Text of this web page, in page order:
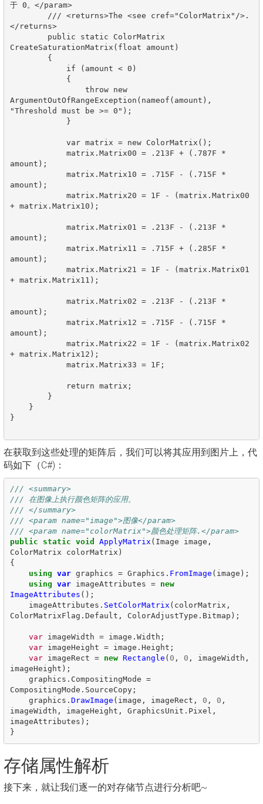
于 0。</param>
</returns>
CreateSaturationMatrix(float amount)
ArgumentOutOfRangeException(nameof(amount),
"Threshold must be >= 0");
amount);
amount);
+ matrix.Matrix10);
amount);
amount);
+ matrix.Matrix11);
amount);
amount);
+ matrix.Matrix12);
}
在获取到这些处理的矩阵后，我们可以将其应用到图片上，代
码如下（C#)：
/// <summary>
/// 在图像上执行颜色矩阵的应用。
/// </summary>
/// <param name="image">图像</param>
/// <param name="colorMatrix">颜色处理矩阵.</param>
public
static void ApplyMatrix ( Image image ,
ColorMatrix
colorMatrix )
{
using var graphics = Graphics . FromImage ( image );
using var imageAttributes =
new
ImageAttributes ();
imageAttributes . SetColorMatrix ( colorMatrix ,
ColorMatrixFlag . Default , ColorAdjustType . Bitmap );
var imageWidth = image . Width ;
var
imageHeight = image . Height ;
var
imageRect = new Rectangle ( 0 , 0 , imageWidth ,
imageHeight );
graphics . CompositingMode =
CompositingMode . SourceCopy;
graphics . DrawImage ( image , imageRect , 0 , 0 ,
imageWidth , imageHeight , GraphicsUnit . Pixel ,
imageAttributes );
}
存储属性解析
接下来，就让我们逐一的对存储节点进行分析吧~